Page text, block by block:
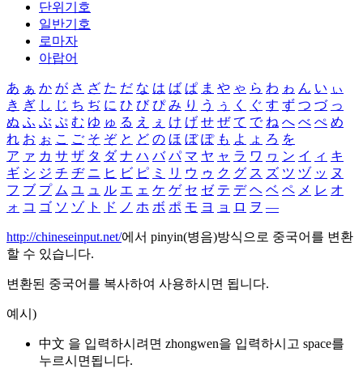
단위기호
일반기호
로마자
아랍어
あ ぁ か が さ ざ た だ な は ば ぱ ま や ゃ ら わ ゎ ん い ぃ
き ぎ し じ ち ぢ に ひ び ぴ み り う ぅ く ぐ す ず つ づ っ
ぬ ふ ぶ ぷ む ゆ ゅ る え ぇ け げ せ ぜ て で ね へ べ ぺ め
れ お ぉ こ ご そ ぞ と ど の ほ ぼ ぽ も よ ょ ろ を
ア ァ カ サ ザ タ ダ ナ ハ バ パ マ ヤ ャ ラ ワ ヮ ン イ ィ キ
ギ シ ジ チ ヂ ニ ヒ ビ ピ ミ リ ウ ゥ ク グ ス ズ ツ ヅ ッ ヌ
フ ブ プ ム ユ ュ ル エ ェ ケ ゲ セ ゼ テ デ ヘ ベ ペ メ レ オ
ォ コ ゴ ソ ゾ ト ド ノ ホ ボ ポ モ ヨ ョ ロ ヲ ―
http://chineseinput.net/에서 pinyin(병음)방식으로 중국어를 변환
할 수 있습니다.
변환된 중국어를 복사하여 사용하시면 됩니다.
예시)
中文 을 입력하시려면 zhongwen을 입력하시고 space를
누르시면됩니다.